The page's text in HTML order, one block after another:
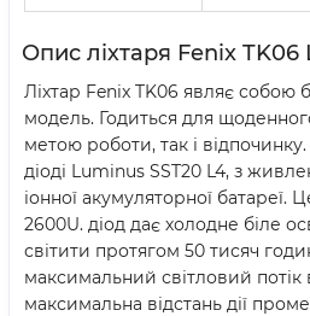
Опис ліхтаря Fenix TK06
Ліхтар Fenix TK06 являє собою
модель. Годиться для
метою роботи, так і
діоді Luminus SST20 L4, з
іонної акумуляторної батареї.
2600U. діод дає холодне біле
світити протягом 50 тисяч
максимальний світловий
максимальна відстань дії